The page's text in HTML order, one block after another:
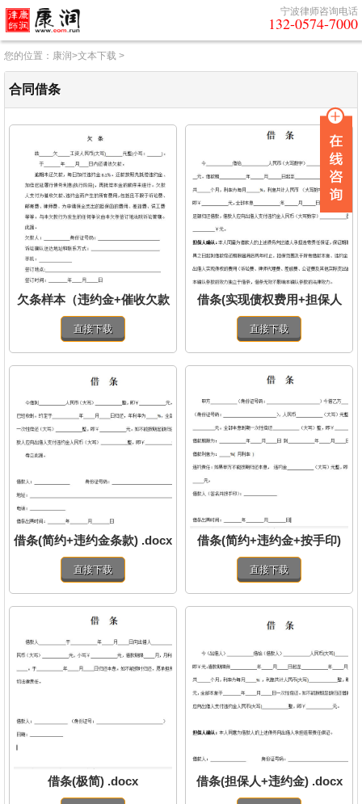
宁波律师咨询电话
132-0574-7000
您的位置： 康润>文本下载 >
合同借条
欠条样本（违约金+催收欠款
费用）
直接下载
借条(实现债权费用+担保人
+担保人确认).docx
直接下载
借条(简约+违约金条款) .docx
直接下载
借条(简约+违约金+按手印)
.docx
直接下载
借条(极简) .docx 借条(担保人+违约金) .docx